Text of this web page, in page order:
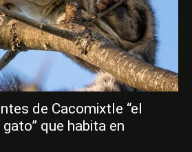
de Cacomixtle “el
que habita en